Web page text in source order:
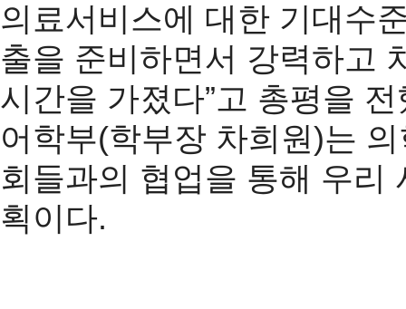
의료서비스에 대한 기대수
출을 준비하면서 강력하고
시간을 가졌다”고 총평을
어학부(학부장 차희원)는
회들과의 협업을 통해 우리
획이다.